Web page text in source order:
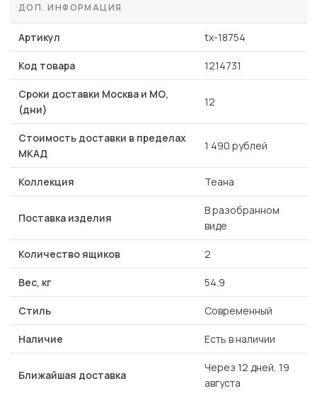
ДОП. ИНФОРМАЦИЯ
Артикул tx-18754
Код товара 1214731
Сроки доставки Москва и МО,
(дни)
12
Стоимость доставки в пределах
МКАД
1 490 рублей
Коллекция Теана
Поставка изделия
В разобранном
виде
Количество ящиков 2
Вес, кг 54.9
Стиль Современный
Наличие Есть в наличии
Ближайшая доставка
Через 12 дней, 19
августа